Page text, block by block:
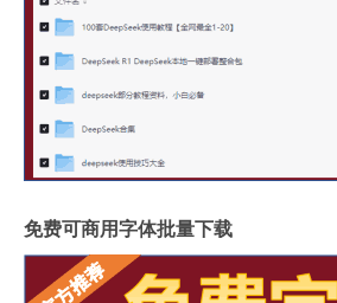
免费可商用字体批量下载